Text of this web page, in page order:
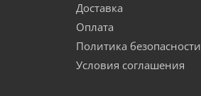
Доставка
Оплата
Политика безопасности
Условия соглашения